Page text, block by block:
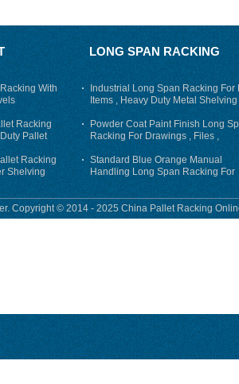
With
Racking
Pallet
Racking
Shelving
LONG SPAN RACKING
Industrial Long Span Racking For
Items , Heavy Duty Metal Shelving
Powder Coat Paint Finish Long
Racking For Drawings , Files ,
Garments
Standard Blue Orange Manual
Handling Long Span Racking For
Equipment / Tools
Copyright © 2014 - 2025 China Pallet Racking